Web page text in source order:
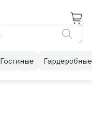
Гостиные Гардеробные